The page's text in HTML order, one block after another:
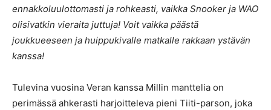
ennakkoluulottomasti ja rohkeasti, vaikka Snooker ja WAO
olisivatkin vieraita juttuja! Voit vaikka päästä
joukkueeseen ja huippukivalle matkalle rakkaan ystävän
kanssa!
Tulevina vuosina Veran kanssa Millin manttelia on
perimässä ahkerasti harjoitteleva pieni Tiiti-parson, joka